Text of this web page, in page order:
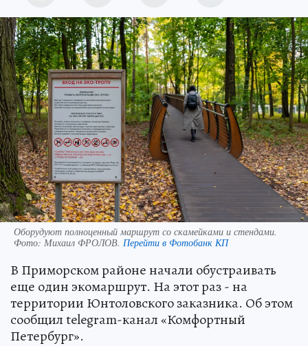
Оборудуют полноценный маршрут со скамейками и стендами.
Фото: Михаил ФРОЛОВ. Перейти в Фотобанк КП
В Приморском районе начали обустраивать
еще один экомаршрут. На этот раз - на
территории Юнтоловского заказника. Об этом
сообщил telegram-канал «Комфортный
Петербург».